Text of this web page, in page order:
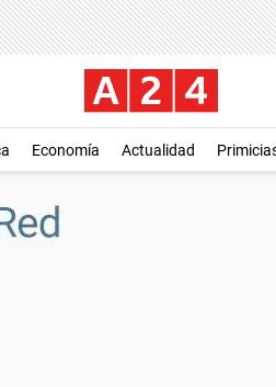
Economía Actualidad